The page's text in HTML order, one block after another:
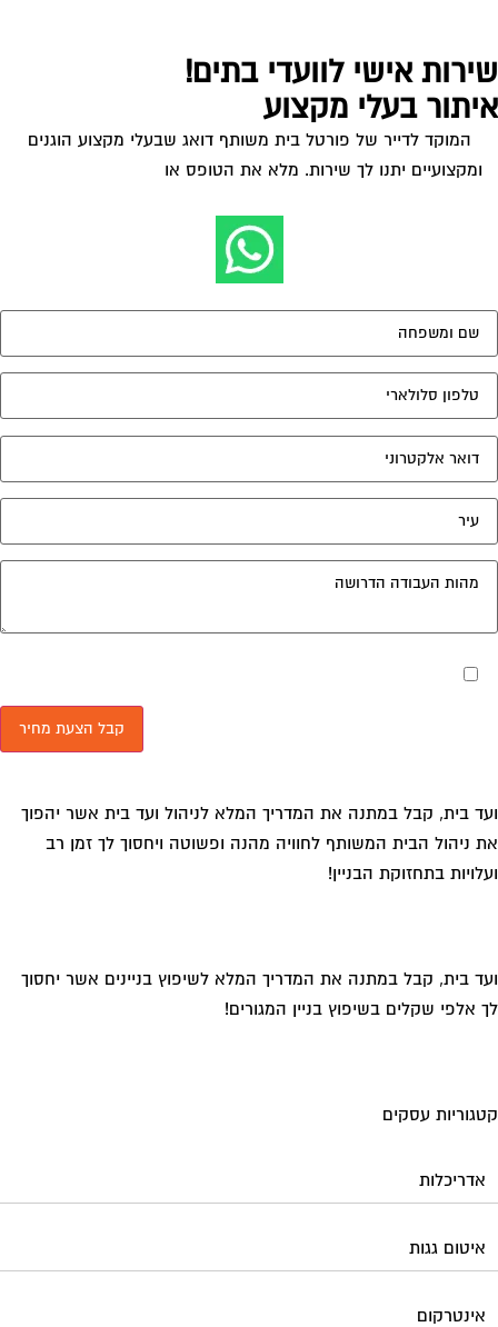
אישי לוועדי בתים!
בעלי מקצוע
המוקד לדייר של פורטל בית משותף דואג שבעלי מקצוע הוגנים
ומקצועיים יתנו לך שירות. מלא את הטופס אולחץ לשליחת הודעת
מאשר את תנאי הפרטיות
בית, קבל במתנה את המדריך המלא לניהול ועד בית אשר יהפוך
ניהול הבית המשותף לחוויה מהנה ופשוטה ויחסוך לך זמן רב
בתחזוקת הבניין!
בית, קבל במתנה את המדריך המלא לשיפוץ בניינים אשר יחסוך
אלפי שקלים בשיפוץ בניין המגורים!
עסקים
אדריכלות
איטום גגות
אינטרקום